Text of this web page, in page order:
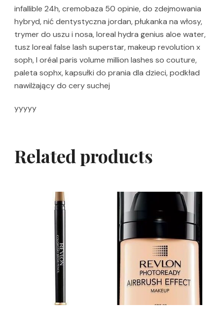
infallible 24h, cremobaza 50 opinie, do zdejmowania
hybryd, nić dentystyczna jordan, płukanka na włosy,
trymer do uszu i nosa, loreal hydra genius aloe water,
tusz loreal false lash superstar, makeup revolution x
soph, l oréal paris volume million lashes so couture,
paleta sophx, kapsułki do prania dla dzieci, podkład
nawilżający do cery suchej
yyyyy
Related products